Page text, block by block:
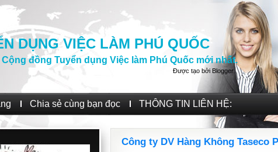
DỤNG VIỆC LÀM PHÚ QUỐC
đồng Tuyển dụng Việc làm Phú Quốc mới nhất.
Được tạo bởi Blogger.
Chia sẻ cùng bạn đọc THÔNG TIN LIÊN HỆ:
Công ty DV Hàng Không Taseco